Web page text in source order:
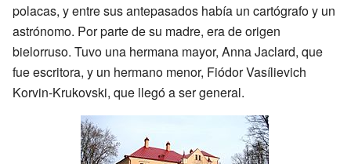
polacas, y entre sus antepasados había un cartógrafo y un
astrónomo. Por parte de su madre, era de origen
bielorruso. Tuvo una hermana mayor, Anna Jaclard, que
fue escritora, y un hermano menor, Fiódor Vasílievich
Korvin-Krukovski, que llegó a ser general.